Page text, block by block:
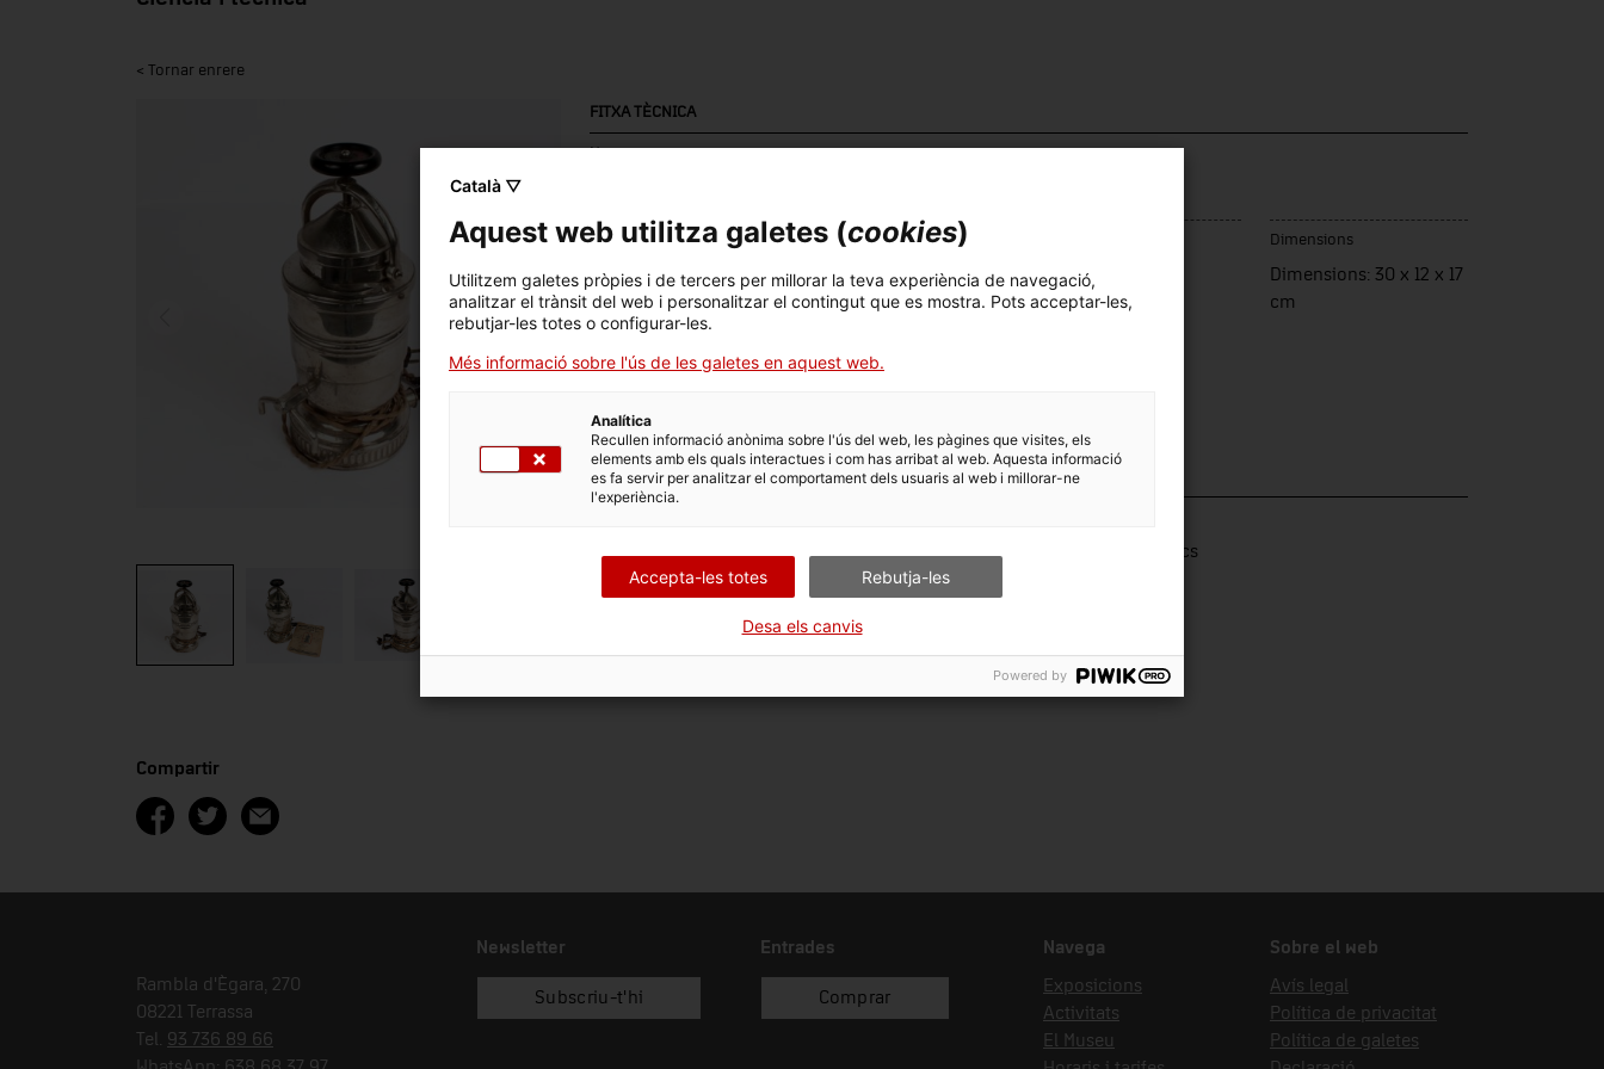
< Tornar enrere
FITXA TÈCNICA
Nom
Número d'inventari
16250
Datació
c. 1975 – c. 1985 Espanya
Dimensions
Dimensions: 30 x 12 x 17
cm
Tècnica
DADES DEL MUSEU
Ciència i tècnica Aparells domèstics
Compartir
Rambla d'Ègara, 270
08221 Terrassa
Tel. 93 736 89 66
Newsletter
Subscriu-t'hi
Entrades
Comprar
Navega
Exposicions
Activitats
El Museu
Sobre el web
Avís legal
Política de privacitat
Política de galetes
Català ▽
Aquest web utilitza galetes (cookies)
Utilitzem galetes pròpies i de tercers per millorar la teva experiència de navegació,
analitzar el trànsit del web i personalitzar el contingut que es mostra. Pots acceptar-les,
rebutjar-les totes o configurar-les.
Més informació sobre l'ús de les galetes en aquest web.
Analítica
Recullen informació anònima sobre l'ús del web, les pàgines que visites, els
elements amb els quals interactues i com has arribat al web. Aquesta informació
es fa servir per analitzar el comportament dels usuaris al web i millorar-ne
l'experiència.
Accepta-les totes Rebutja-les
Desa els canvis
Powered by